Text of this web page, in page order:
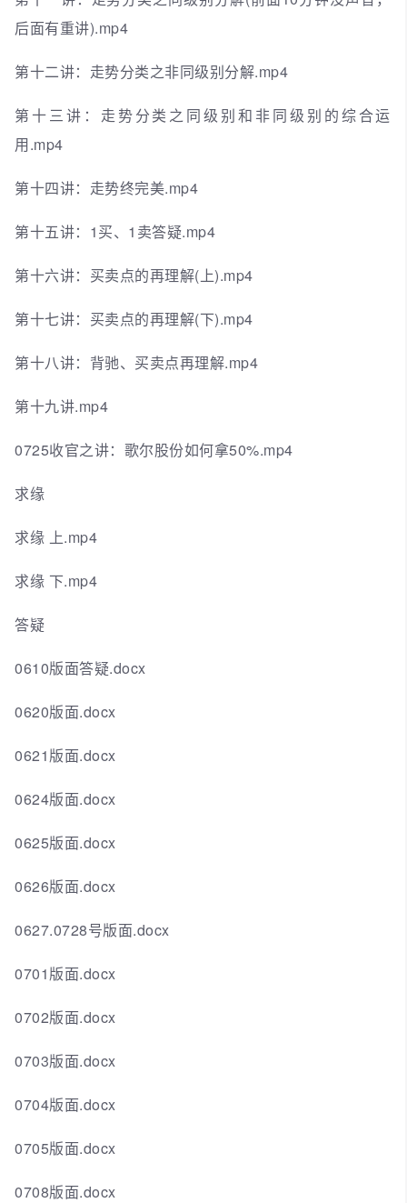
后面有重讲).mp4
第十二讲：走势分类之非同级别分解.mp4
第十三讲：走势分类之同级别和非同级别的综合运
用.mp4
第十四讲：走势终完美.mp4
第十五讲：1买、1卖答疑.mp4
第十六讲：买卖点的再理解(上).mp4
第十七讲：买卖点的再理解(下).mp4
第十八讲：背驰、买卖点再理解.mp4
第十九讲.mp4
0725收官之讲：歌尔股份如何拿50%.mp4
求缘
求缘 上.mp4
求缘 下.mp4
答疑
0610版面答疑.docx
0620版面.docx
0621版面.docx
0624版面.docx
0625版面.docx
0626版面.docx
0627.0728号版面.docx
0701版面.docx
0702版面.docx
0703版面.docx
0704版面.docx
0705版面.docx
0708版面.docx